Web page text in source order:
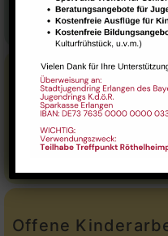
E-Mail:
Stadtteilarbeit
Telefon: 09131-
E-Mail:
Offene